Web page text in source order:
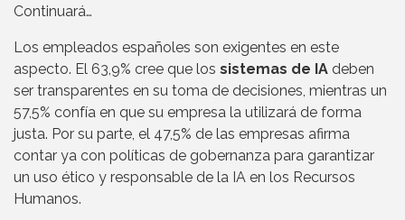
Continuará…
Los empleados españoles son exigentes en este
aspecto. El 63,9% cree que los sistemas de IA deben
ser transparentes en su toma de decisiones, mientras un
57,5% confía en que su empresa la utilizará de forma
justa. Por su parte, el 47,5% de las empresas afirma
contar ya con políticas de gobernanza para garantizar
un uso ético y responsable de la IA en los Recursos
Humanos.